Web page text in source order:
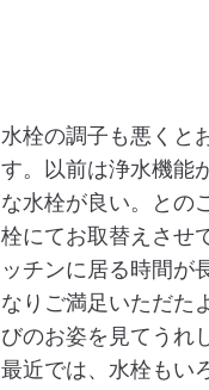
水栓の調子も悪くと
す。以前は浄水機能
な水栓が良い。との
栓にてお取替えさせ
ッチンに居る時間が
なりご満足いただた
びのお姿を見てうれ
最近では、水栓もい